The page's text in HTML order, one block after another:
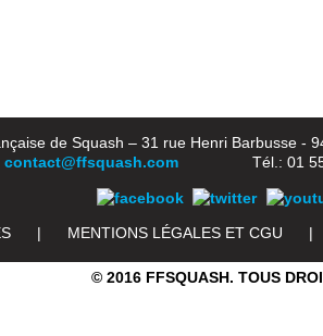
de Squash – 31 rue Henri Barbusse -
contact@ffsquash.comTél.: 01 55 12
| MENTIONS LÉGALES ET CGU |
© 2016 FFSQUASH. TOUS